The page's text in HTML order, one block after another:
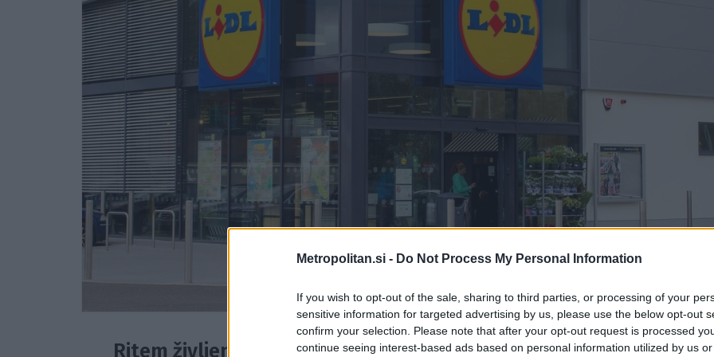
Metropolitan.si - Do Not Process My Personal Information
If you wish to opt-out of the sale, sharing to third parties, or processing of your
sensitive information for targeted advertising by us, please use the below opt-out
confirm your selection. Please note that after your opt-out request is processed
continue seeing interest-based ads based on personal information utilized by us
Ritem življenja je hiter in večinoma iščemo preproste rešitve, ko